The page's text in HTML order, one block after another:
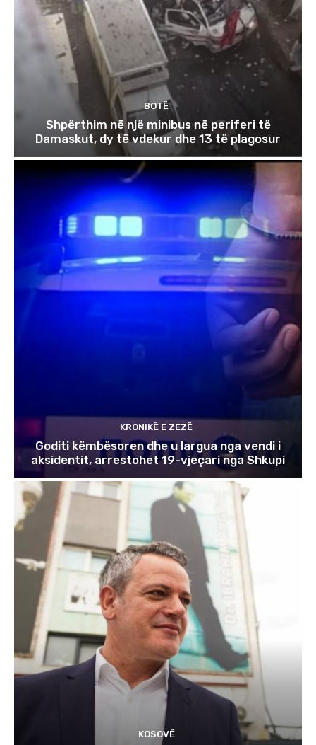
BOTË
Shpërthim në një minibus në periferi të
Damaskut, dy të vdekur dhe 13 të plagosur
KRONIKË E ZEZË
Goditi këmbësoren dhe u largua nga vendi i
aksidentit, arrestohet 19-vjeçari nga Shkupi
KOSOVË